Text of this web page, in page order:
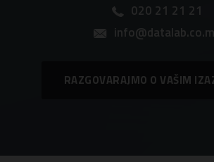
020 21 21 21
RAZGOVARAJMO O VAŠIM